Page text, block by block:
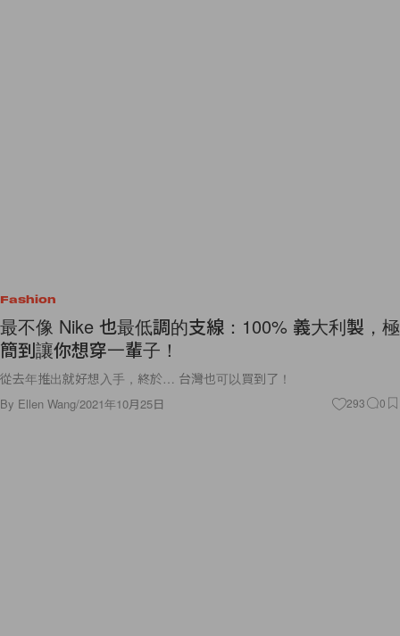
Fashion
最不像 Nike 也最低調的支線：100% 義大利製，極
簡到讓你想穿一輩子！
從去年推出就好想入手，終於… 台灣也可以買到了！
By Ellen Wang/2021年10月25日 293 0